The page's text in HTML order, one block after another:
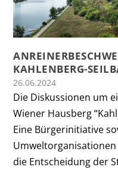
KAHLENBERG-
26.06.2024
Die Diskussionen um
Wiener Hausberg
Eine Bürgerinitiative
die Entscheidung der